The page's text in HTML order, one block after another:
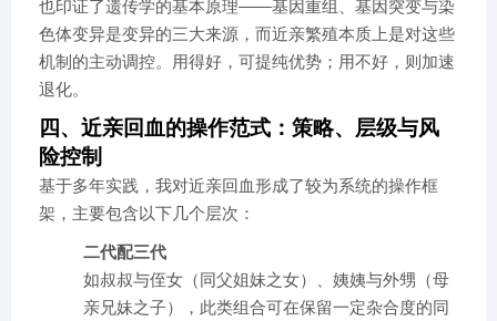
也印证了遗传学的基本原理——基因重组、基因突变与染
色体变异是变异的三大来源，而近亲繁殖本质上是对这些
机制的主动调控。用得好，可提纯优势；用不好，则加速
退化。
四、近亲回血的操作范式：策略、层级与风
险控制
基于多年实践，我对近亲回血形成了较为系统的操作框
架，主要包含以下几个层次：
二代配三代
如叔叔与侄女（同父姐妹之女）、姨姨与外甥（母
亲兄妹之子），此类组合可在保留一定杂合度的同